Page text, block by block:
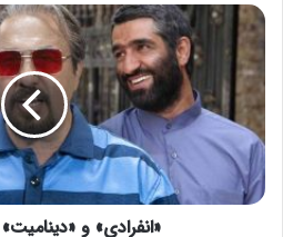
و
ج
و
پ
ش
ی
ن
ق
ش
«
ا
ن
ف
ر
ا
د
ی
»
«انفرادی» و